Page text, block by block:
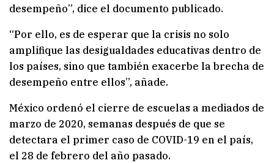
desempeño”, dice el documento publicado.
“Por ello, es de esperar que la crisis no solo
amplifique las desigualdades educativas dentro de
los países, sino que también exacerbe la brecha de
desempeño entre ellos”, añade.
México ordenó el cierre de escuelas a mediados de
marzo de 2020, semanas después de que se
detectara el primer caso de COVID-19 en el país,
el 28 de febrero del año pasado.